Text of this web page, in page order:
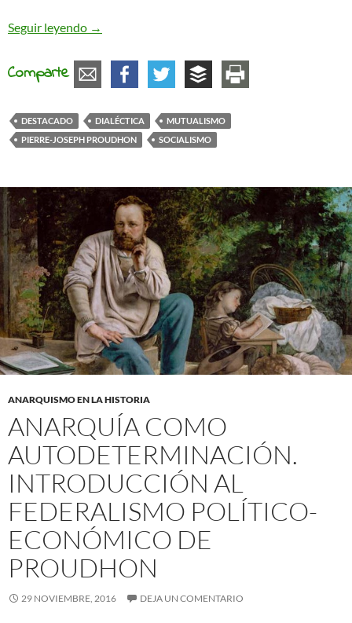
Seguir leyendo La original visión dialéctica de Proudhon
→
Comparte
DESTACADO DIALÉCTICA
MUTUALISMO
PIERRE-JOSEPH PROUDHON
SOCIALISMO
ANARQUISMO EN LA HISTORIA
ANARQUÍA COMO
AUTODETERMINACIÓN.
INTRODUCCIÓN AL
FEDERALISMO POLÍTICO-
ECONÓMICO DE
PROUDHON
29 NOVIEMBRE, 2016 DEJA UN COMENTARIO